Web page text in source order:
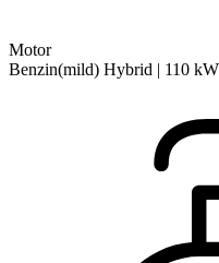
Motor
Benzin(mild) Hybrid | 110